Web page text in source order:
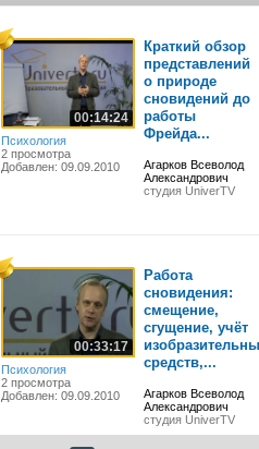
00:14:24
Психология
2 просмотра
Добавлен: 09.09.2010
Краткий обзор
представлений
о природе
сновидений до
работы
Фрейда...
Агарков Всеволод
Александрович
студия UniverTV
00:33:17
Психология
2 просмотра
Добавлен: 09.09.2010
Работа
сновидения:
смещение,
сгущение, учёт
средств,...
Агарков Всеволод
Александрович
студия UniverTV